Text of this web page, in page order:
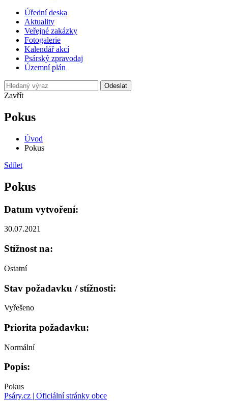
Úřední deska
Aktuality
Veřejné zakázky
Fotogalerie
Kalendář akcí
Psárský zpravodaj
Územní plán
Odeslat
Zavřít
Pokus
Úvod
Pokus
Sdílet
Pokus
Datum vytvoření:
30.07.2021
Stížnost na:
Ostatní
Stav požadavku / stížnosti:
Vyřešeno
Priorita požadavku:
Normální
Popis:
Pokus
Psáry.cz | Oficiální stránky obce